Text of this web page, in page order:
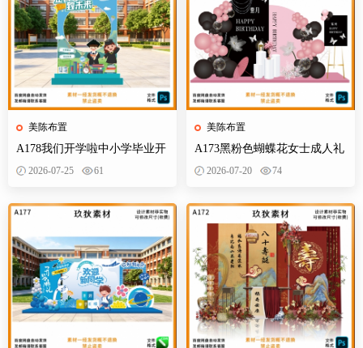
美陈布置
A178我们开学啦中小学毕业开
学季拍照打卡美陈布置素材
2026-07-25 61
美陈布置
A173黑粉色蝴蝶花女士成人礼
生日典礼庆典网红装饰布置PS
2026-07-20 74